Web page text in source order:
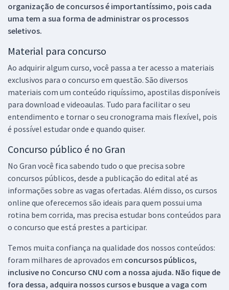
organização de concursos é importantíssimo, pois cada
uma tem a sua forma de administrar os processos
seletivos.
Material para concurso
Ao adquirir algum curso, você passa a ter acesso a materiais
exclusivos para o concurso em questão. São diversos
materiais com um conteúdo riquíssimo, apostilas disponíveis
para download e videoaulas. Tudo para facilitar o seu
entendimento e tornar o seu cronograma mais flexível, pois
é possível estudar onde e quando quiser.
Concurso público é no Gran
No Gran você fica sabendo tudo o que precisa sobre
concursos públicos, desde a publicação do edital até as
informações sobre as vagas ofertadas. Além disso, os cursos
online que oferecemos são ideais para quem possui uma
rotina bem corrida, mas precisa estudar bons conteúdos para
o concurso que está prestes a participar.
Temos muita confiança na qualidade dos nossos conteúdos:
foram milhares de aprovados em concursos públicos,
inclusive no Concurso CNU com a nossa ajuda. Não fique de
fora dessa, adquira nossos cursos e busque a vaga com